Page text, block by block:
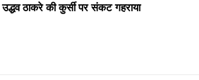
उद्धव ठाकरे की कुर्सी पर संकट गहराया